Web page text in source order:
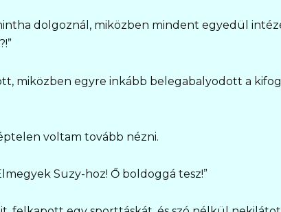
dolgoznál, miközben mindent egyedül
miközben egyre inkább belegabalyodott a
voltam tovább nézni.
Suzy-hoz! Ő boldoggá tesz!”